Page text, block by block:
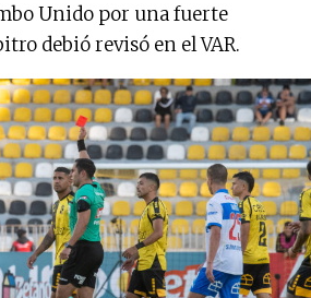
Unido por una fuerte
debió revisó en el VAR.